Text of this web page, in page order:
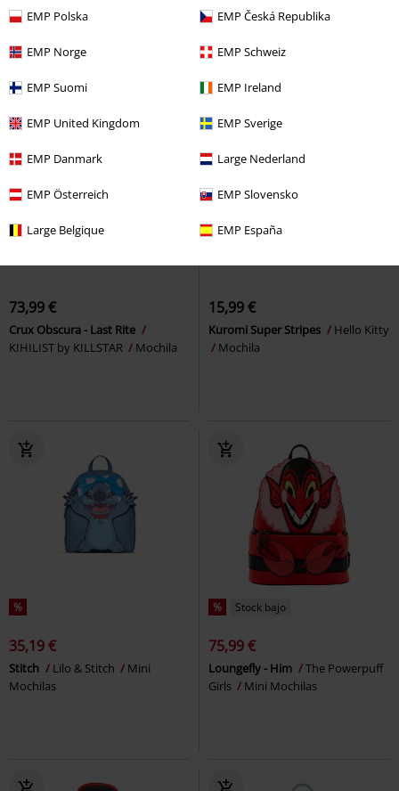
EMP Polska EMP Česká Republika
EMP Norge EMP Schweiz
EMP Suomi EMP Ireland
EMP United Kingdom EMP Sverige
EMP Danmark Large Nederland
EMP Österreich EMP Slovensko
Large Belgique EMP España
KILLSTAR Mochila Mickey Mouse Mini Mochilas
73,99 €
Crux Obscura - Last Rite
KIHILIST by KILLSTAR
Mochila
15,99 €
Kuromi Super Stripes
Hello Kitty
Mochila
%
35,19 €
Stitch Lilo & Stitch
Mini
Mochilas
% Stock bajo
75,99 €
Loungefly - Him
The Powerpuff
Girls
Mini Mochilas